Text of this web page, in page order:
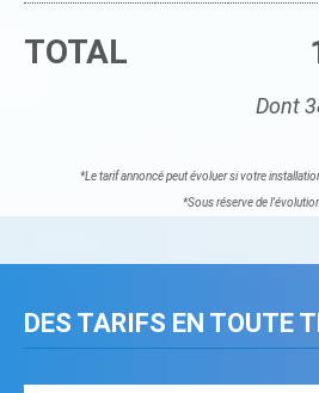
TOTAL
Dont
*Le tarif annoncé peut évoluer si votre
*Sous réserve de
DES TARIFS EN TOUTE